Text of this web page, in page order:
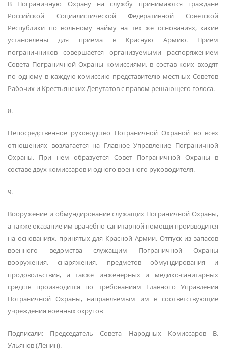
В Пограничную Охрану на службу принимаются граждане
Российской Социалистической Федеративной Советской
Республики по вольному найму на тех же основаниях, какие
установлены для приема в Красную Армию. Прием
пограничников совершается организуемыми распоряжением
Совета Пограничной Охраны комиссиями, в состав коих входят
по одному в каждую комиссию представителю местных Советов
Рабочих и Крестьянских Депутатов с правом решающего голоса.
8.
Непосредственное руководство Пограничной Охраной во всех
отношениях возлагается на Главное Управление Пограничной
Охраны. При нем образуется Совет Пограничной Охраны в
составе двух комиссаров и одного военного руководителя.
9.
Вооружение и обмундирование служащих Пограничной Охраны,
а также оказание им врачебно-санитарной помощи производится
на основаниях, принятых для Красной Армии. Отпуск из запасов
военного ведомства служащим Пограничной Охраны
вооружения, снаряжения, предметов обмундирования и
продовольствия, а также инженерных и медико-санитарных
средств производится по требованиям Главного Управления
Пограничной Охраны, направляемым им в соответствующие
учреждения военных округов
Подписали: Председатель Совета Народных Комиссаров В.
Ульянов (Ленин).